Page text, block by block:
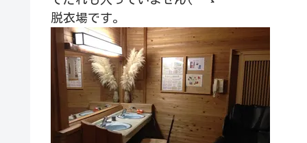
脱衣場です。